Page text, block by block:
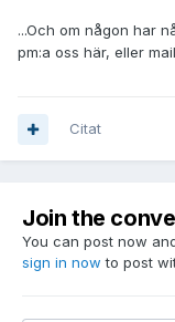
...Och om någon har
pm:a oss här, eller
Citat
Join the
You can post now
sign in now to post